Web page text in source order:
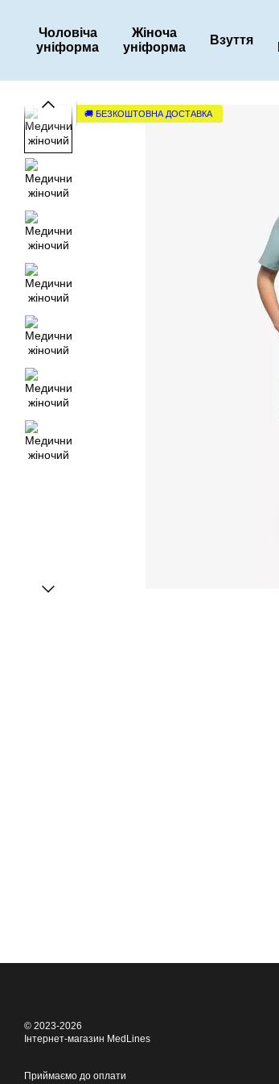
Чоловіча
уніформа
Жіноча
уніформа
Взуття
🚚 БЕЗКОШТОВНА ДОСТАВКА
© 2023-2026
Інтернет-магазин MedLines
Приймаємо до оплати